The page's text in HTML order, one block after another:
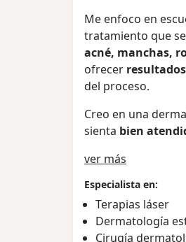
Me enfoco en
tratamiento que
acné, manchas,
ofrecer
del proceso.
Creo en una
sienta bien
ver más
Especialista en:
Terapias láser
Dermatología
Cirugía